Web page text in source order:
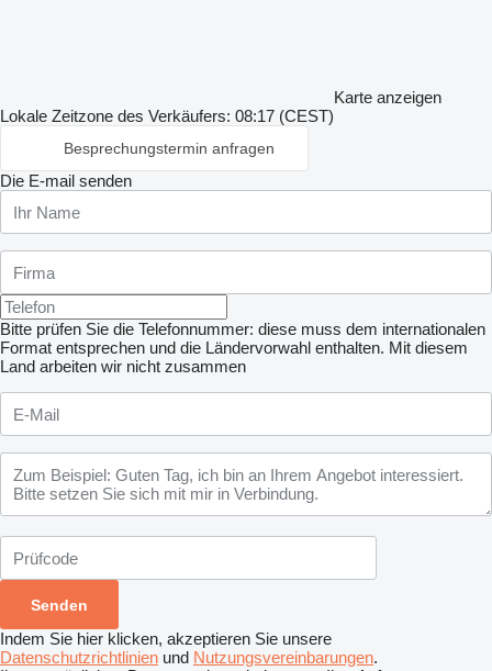
Karte anzeigen
Lokale Zeitzone des Verkäufers: 08:17 (CEST)
Besprechungstermin anfragen
Die E-mail senden
Bitte prüfen Sie die Telefonnummer: diese muss dem internationalen
Format entsprechen und die Ländervorwahl enthalten. Mit diesem
Land arbeiten wir nicht zusammen
Indem Sie hier klicken, akzeptieren Sie unsere
Datenschutzrichtlinien und Nutzungsvereinbarungen.